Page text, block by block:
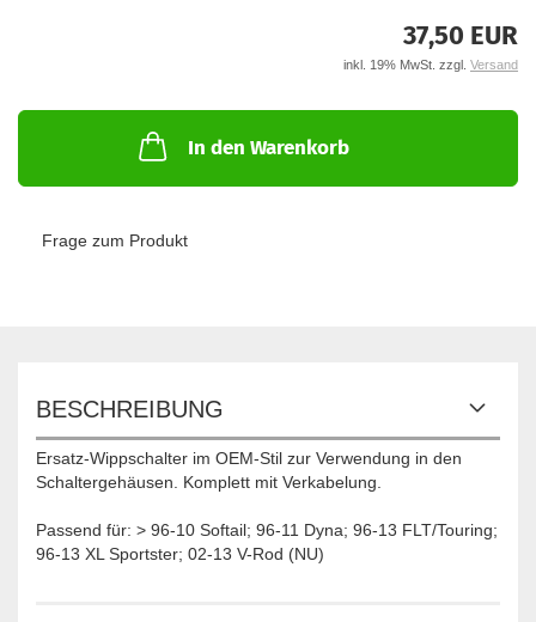
37,50 EUR
inkl. 19% MwSt. zzgl. Versand
In den Warenkorb
Frage zum Produkt
BESCHREIBUNG
Ersatz-Wippschalter im OEM-Stil zur Verwendung in den
Schaltergehäusen. Komplett mit Verkabelung.
Passend für: > 96-10 Softail; 96-11 Dyna; 96-13 FLT/Touring;
96-13 XL Sportster; 02-13 V-Rod (NU)